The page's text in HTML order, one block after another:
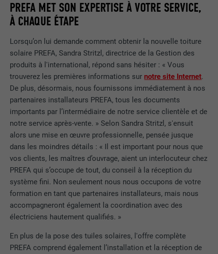
PREFA MET SON EXPERTISE À VOTRE SERVICE,
À CHAQUE ÉTAPE
Lorsqu’on lui demande comment obtenir la nouvelle toiture
solaire PREFA, Sandra Stritzl, directrice de la Gestion des
produits à l'international, répond sans hésiter : « Vous
trouverez les premières informations surnotre site Internet.
De plus, désormais, nous fournissons immédiatement à nos
partenaires installateurs PREFA, tous les documents
importants par l’intermédiaire de notre service clientèle et de
notre service après-vente. » Selon Sandra Stritzl, s'ensuit
alors une mise en œuvre professionnelle, pensée jusque
dans les moindres détails : « Il est important pour nous que
vos clients, les maîtres d’ouvrage, aient un interlocuteur chez
PREFA qui s’occupe de tout, du conseil à la réception du
système fini. Non seulement nous nous occupons de votre
formation en tant que partenaires installateurs, mais nous
accompagneront également la coordination avec des
électriciens hautement qualifiés. »
En plus de la pose des tuiles solaires, l'offre complète
PREFA comprend également l’installation et la réception de
NOM _gid
FOURNISSEUR Google Universal Analytics
EXPIRATION 1 jour
UTILITÉ
Enregistre un identifiant unique utilisé
pour générer des données statistiques
sur la manière dont l'utilisateur utilise le
NOM _gaexp
FOURNISSEUR Google Optimize
EXPIRATION 90 jours
Est placé afin de tester si le navigateur
contient aucun élément d'identification.
UTILITÉ
enregistrés, en particulier la langue que
vous préférez, combien de résultats de
recherche doivent être affichés par page
SafeSearch doit être activé ou non.
NOM lang
FOURNISSEUR ads.linkedin.com
EXPIRATION Session
UTILITÉ
Enregistre la langue choisie par
l'utilisateur pour un site Internet.
FOURNISSEUR LinkedIn
EXPIRATION Session